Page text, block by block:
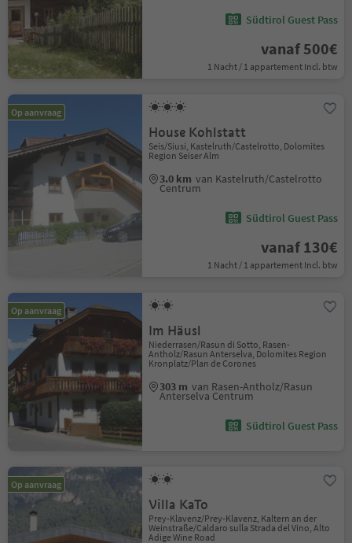
Südtirol Guest Pass
vanaf 500€
1 Nacht / 1 appartement Incl. btw
Op aanvraag
House Kohlstatt
Seis/Siusi, Kastelruth/Castelrotto, Dolomites
Region Seiser Alm
3.0 km van Kastelruth/Castelrotto
Centrum
Südtirol Guest Pass
vanaf 130€
1 Nacht / 1 appartement Incl. btw
Op aanvraag
Im Häusl
Niederrasen/Rasun di Sotto, Rasen-
Antholz/Rasun Anterselva, Dolomites Region
Kronplatz/Plan de Corones
303 m van Rasen-Antholz/Rasun
Anterselva Centrum
Südtirol Guest Pass
Op aanvraag
Villa KaTo
Prey-Klavenz/Prey-Klavenz, Kaltern an der
Weinstraße/Caldaro sulla Strada del Vino, Alto
Adige Wine Road